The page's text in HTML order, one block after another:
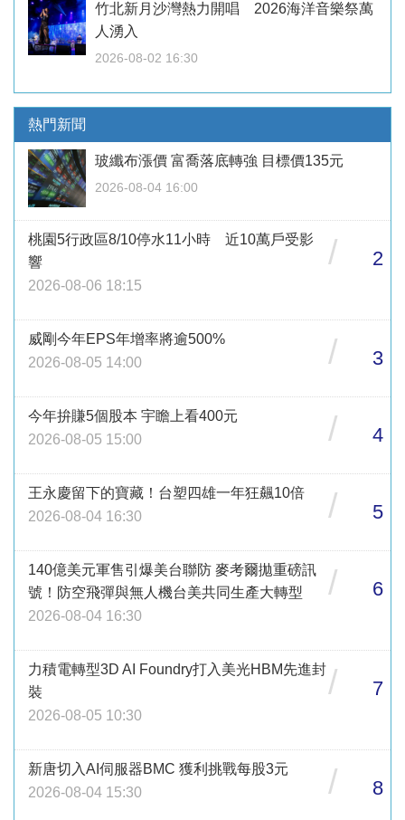
竹北新月沙灣熱力開唱 2026海洋音樂祭萬
人湧入
2026-08-02 16:30
熱門新聞
玻纖布漲價 富喬落底轉強 目標價135元
2026-08-04 16:00
桃園5行政區8/10停水11小時 近10萬戶受影
響
2026-08-06 18:15
/ 2
威剛今年EPS年增率將逾500%
2026-08-05 14:00
/ 3
今年拚賺5個股本 宇瞻上看400元
2026-08-05 15:00
/ 4
王永慶留下的寶藏！台塑四雄一年狂飆10倍
2026-08-04 16:30
/ 5
140億美元軍售引爆美台聯防 麥考爾拋重磅訊
號！防空飛彈與無人機台美共同生產大轉型
2026-08-04 16:30
/ 6
力積電轉型3D AI Foundry打入美光HBM先進封
裝
2026-08-05 10:30
/ 7
新唐切入AI伺服器BMC 獲利挑戰每股3元
2026-08-04 15:30
/ 8